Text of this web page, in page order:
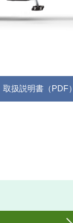
取扱説明書（PDF）